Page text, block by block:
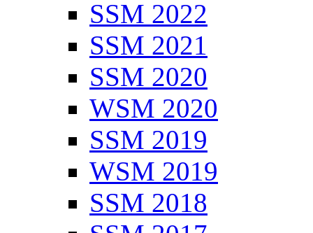
SSM 2022
SSM 2021
SSM 2020
WSM 2020
SSM 2019
WSM 2019
SSM 2018